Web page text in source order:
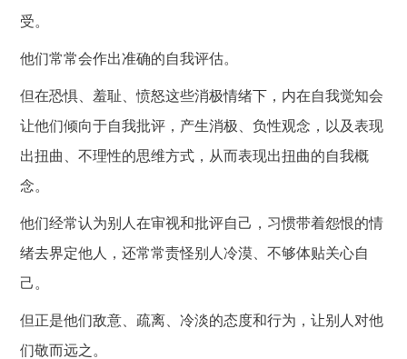
受。
他们常常会作出准确的自我评估。
但在恐惧、羞耻、愤怒这些消极情绪下，内在自我觉知会
让他们倾向于自我批评，产生消极、负性观念，以及表现
出扭曲、不理性的思维方式，从而表现出扭曲的自我概
念。
他们经常认为别人在审视和批评自己，习惯带着怨恨的情
绪去界定他人，还常常责怪别人冷漠、不够体贴关心自
己。
但正是他们敌意、疏离、冷淡的态度和行为，让别人对他
们敬而远之。